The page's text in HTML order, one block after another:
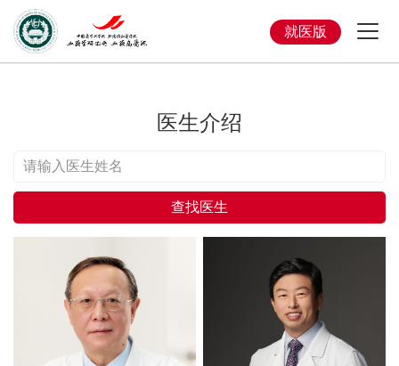
就医版
医生介绍
查找医生